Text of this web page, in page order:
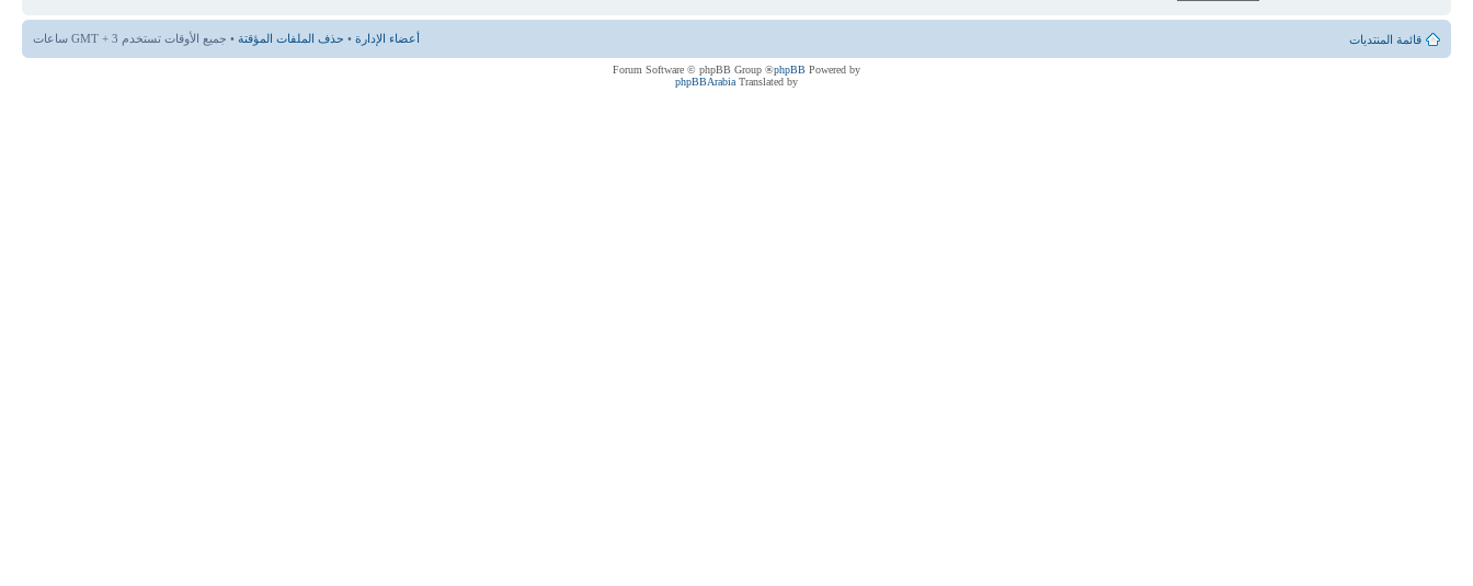
قائمة المنتديات أعضاء الإدارة • حذف الملفات المؤقتة • جميع الأوقات تستخدم GMT + 3 ساعات
Powered by
phpBB
® Forum Software © phpBB Group
Translated by
phpBBArabia